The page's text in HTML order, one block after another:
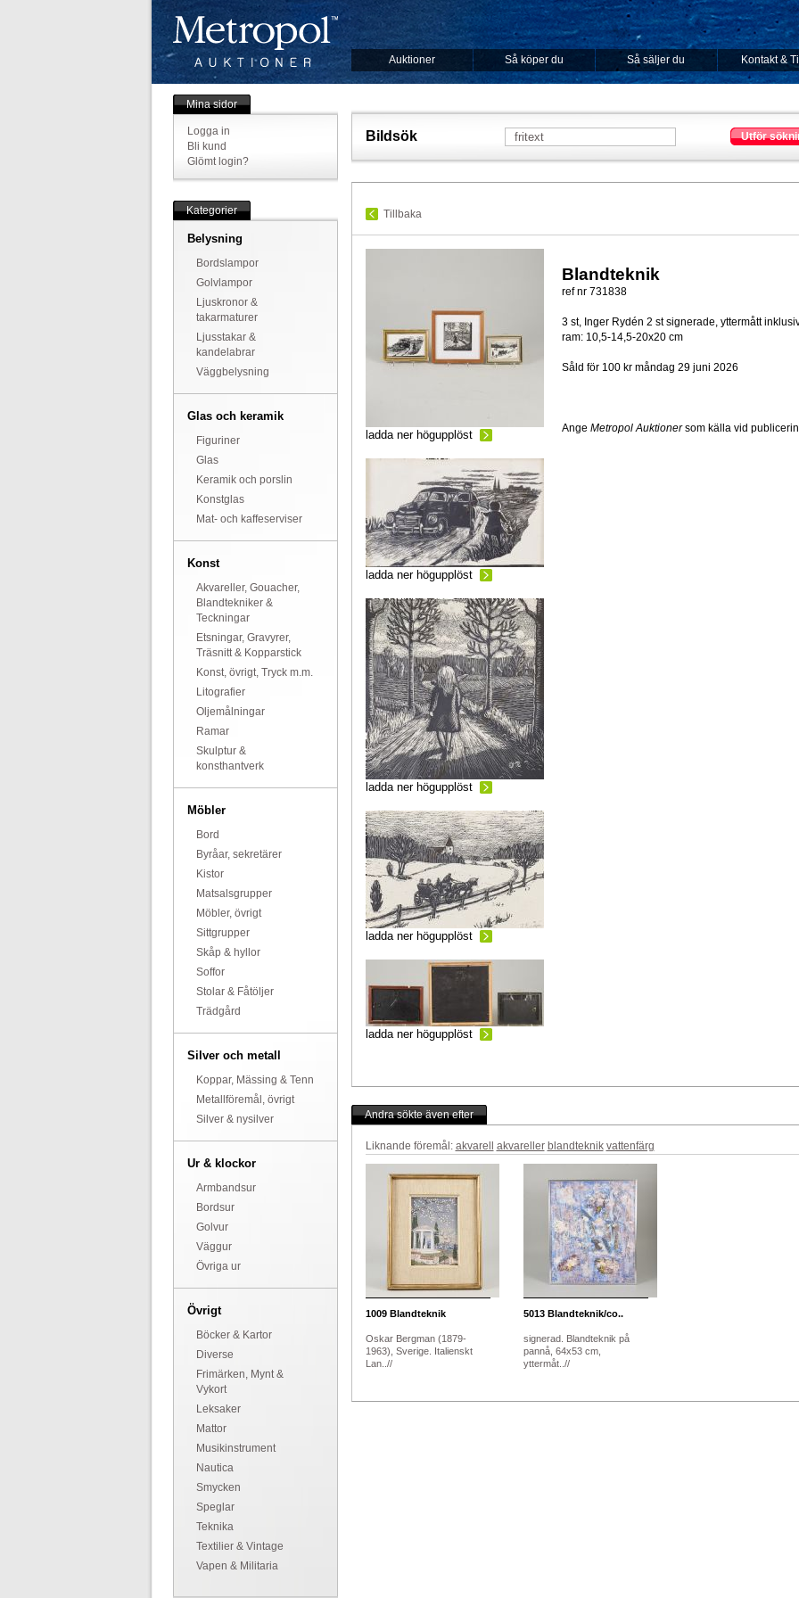
Auktioner Så köper du Så säljer du Kontakt &
Mina sidor
Logga in
Bli kund
Glömt login?
Kategorier
Belysning
Bordslampor
Golvlampor
Ljuskronor &
takarmaturer
Ljusstakar &
kandelabrar
Väggbelysning
Glas och keramik
Figuriner
Glas
Keramik och porslin
Konstglas
Mat- och kaffeserviser
Konst
Akvareller, Gouacher,
Blandtekniker &
Teckningar
Etsningar, Gravyrer,
Träsnitt & Kopparstick
Konst, övrigt, Tryck m.m.
Litografier
Oljemålningar
Ramar
Skulptur &
konsthantverk
Möbler
Bord
Byråar, sekretärer
Kistor
Matsalsgrupper
Möbler, övrigt
Sittgrupper
Skåp & hyllor
Soffor
Stolar & Fåtöljer
Trädgård
Silver och metall
Koppar, Mässing & Tenn
Metallföremål, övrigt
Silver & nysilver
Ur & klockor
Armbandsur
Bordsur
Golvur
Väggur
Övriga ur
Övrigt
Böcker & Kartor
Diverse
Frimärken, Mynt &
Vykort
Leksaker
Mattor
Musikinstrument
Nautica
Smycken
Speglar
Teknika
Textilier & Vintage
Vapen & Militaria
Bildsök Utför
Tillbaka
ladda ner högupplöst
ladda ner högupplöst
ladda ner högupplöst
ladda ner högupplöst
ladda ner högupplöst
Blandteknik
ref nr 731838
3 st, Inger Rydén 2 st signerade, yttermått
ram: 10,5-14,5-20x20 cm
Såld för 100 krmåndag 29 juni 2026
Ange Metropol Auktionersom källa vid
Andra sökte även efter
Liknande föremål: akvarell akvareller blandteknik vattenfärg
1009Blandteknik
Oskar Bergman (1879-
1963), Sverige. Italienskt
Lan..//
5013Blandteknik/co..
signerad. Blandteknik på
pannå, 64x53 cm,
yttermåt..//